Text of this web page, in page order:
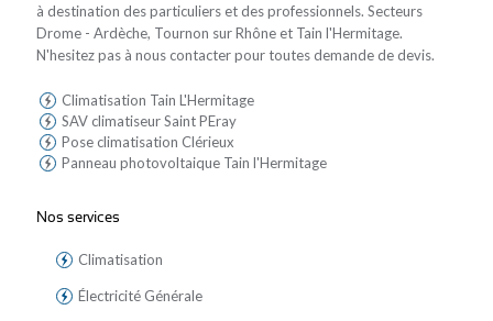
à destination des particuliers et des professionnels. Secteurs
Drome - Ardèche, Tournon sur Rhône et Tain l'Hermitage.
N'hesitez pas à nous contacter pour toutes demande de devis.
Climatisation Tain L'Hermitage
SAV climatiseur Saint PEray
Pose climatisation Clérieux
Panneau photovoltaique Tain l'Hermitage
Nos services
Climatisation
Électricité Générale